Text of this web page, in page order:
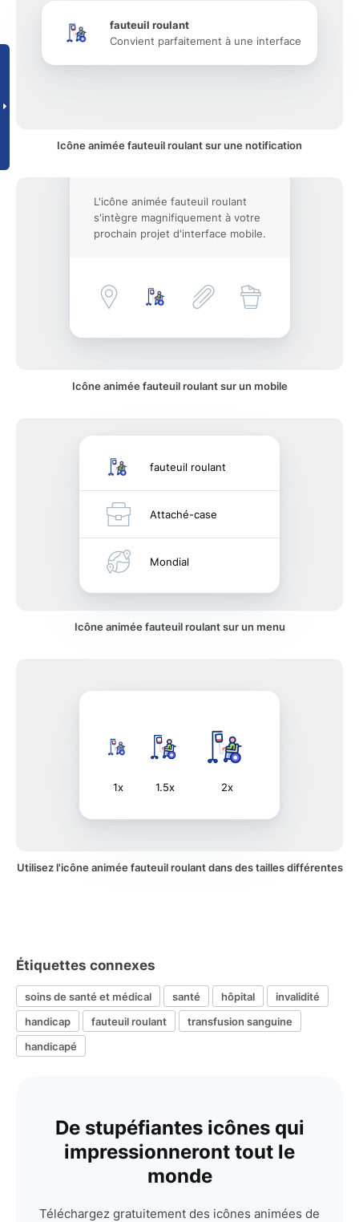
fauteuil roulant
Convient parfaitement à une interface
Icône animée fauteuil roulant sur une notification
L'icône animée fauteuil roulant
s'intègre magnifiquement à votre
prochain projet d'interface mobile.
Icône animée fauteuil roulant sur un mobile
fauteuil roulant
Attaché-case
Mondial
Icône animée fauteuil roulant sur un menu
1x 1.5x 2x
Utilisez l'icône animée fauteuil roulant dans des tailles différentes
Étiquettes connexes
soins de santé et médical santé hôpital
invalidité
handicap
fauteuil roulant
transfusion sanguine
handicapé
De stupéfiantes icônes qui
impressionneront tout le
monde
Téléchargez gratuitement des icônes animées de